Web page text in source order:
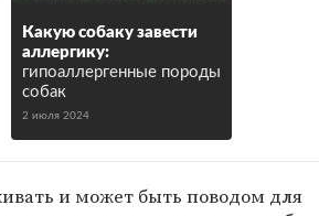
Какую собаку завести
аллергику:
гипоаллергенные породы
собак
2 июля 2024
и может быть поводом для